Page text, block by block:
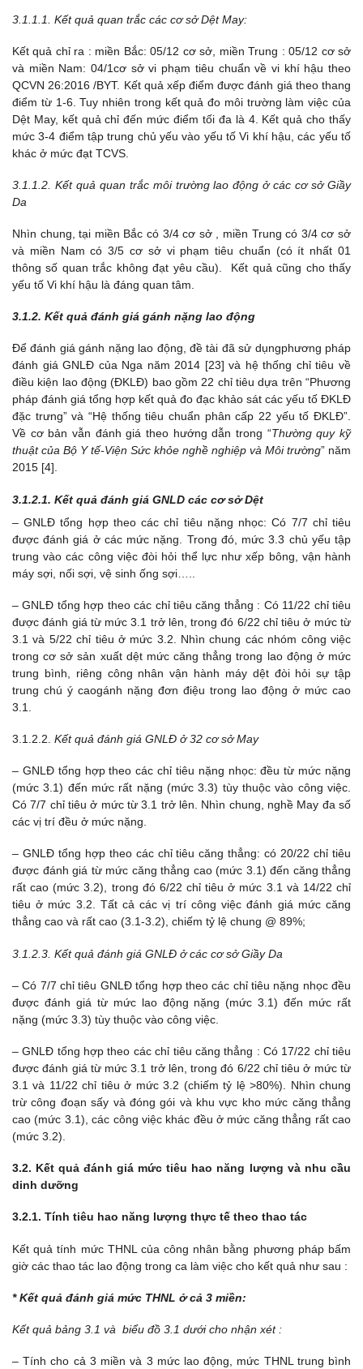
3.1.1.1. Kết quả quan trắc các cơ sở Dệt May:
Kết quả chỉ ra : miền Bắc: 05/12 cơ sở, miền Trung : 05/12 cơ sở
và miền Nam: 04/1cơ sở vi phạm tiêu chuẩn về vi khí hậu theo
QCVN 26:2016 /BYT. Kết quả xếp điểm được đánh giá theo thang
điểm từ 1-6. Tuy nhiên trong kết quả đo môi trường làm việc của
Dệt May, kết quả chỉ đến mức điểm tối đa là 4. Kết quả cho thấy
mức 3-4 điểm tập trung chủ yếu vào yếu tố Vi khí hậu, các yếu tố
khác ở mức đạt TCVS.
3.1.1.2. Kết quả quan trắc môi trường lao động ở các cơ sở Giầy
Da
Nhìn chung, tại miền Bắc có 3/4 cơ sở , miền Trung có 3/4 cơ sở
và miền Nam có 3/5 cơ sở vi phạm tiêu chuẩn (có ít nhất 01
thông số quan trắc không đạt yêu cầu). Kết quả cũng cho thấy
yếu tố Vi khí hậu là đáng quan tâm.
3.1.2. Kết quả đánh giá gánh nặng lao động
Để đánh giá gánh nặng lao động, đề tài đã sử dụngphương pháp
đánh giá GNLĐ của Nga năm 2014 [23] và hệ thống chỉ tiêu về
điều kiện lao động (ĐKLĐ) bao gồm 22 chỉ tiêu dựa trên “Phương
pháp đánh giá tổng hợp kết quả đo đạc khảo sát các yếu tố ĐKLĐ
đặc trưng” và “Hệ thống tiêu chuẩn phân cấp 22 yếu tố ĐKLĐ”.
Về cơ bản vẫn đánh giá theo hướng dẫn trong “Thường quy kỹ
thuật của Bộ Y tế-Viện Sức khỏe nghề nghiệp và Môi trường” năm
2015 [4].
3.1.2.1. Kết quả đánh giá GNLD các cơ sở Dệt
– GNLĐ tổng hợp theo các chỉ tiêu nặng nhọc: Có 7/7 chỉ tiêu
được đánh giá ở các mức nặng. Trong đó, mức 3.3 chủ yếu tập
trung vào các công việc đòi hỏi thể lực như xếp bông, vận hành
máy sợi, nối sợi, vệ sinh ống sợi…..
– GNLĐ tổng hợp theo các chỉ tiêu căng thẳng : Có 11/22 chỉ tiêu
được đánh giá từ mức 3.1 trở lên, trong đó 6/22 chỉ tiêu ở mức từ
3.1 và 5/22 chỉ tiêu ở mức 3.2. Nhìn chung các nhóm công việc
trong cơ sở sản xuất dệt mức căng thẳng trong lao động ở mức
trung bình, riêng công nhân vận hành máy dệt đòi hỏi sự tập
trung chú ý caogánh nặng đơn điệu trong lao động ở mức cao
3.1.
3.1.2.2. Kết quả đánh giá GNLĐ ở 32 cơ sở May
– GNLĐ tổng hợp theo các chỉ tiêu nặng nhọc: đều từ mức nặng
(mức 3.1) đến mức rất nặng (mức 3.3) tùy thuộc vào công việc.
Có 7/7 chỉ tiêu ở mức từ 3.1 trở lên. Nhìn chung, nghề May đa số
các vị trí đều ở mức nặng.
– GNLĐ tổng hợp theo các chỉ tiêu căng thẳng: có 20/22 chỉ tiêu
được đánh giá từ mức căng thẳng cao (mức 3.1) đến căng thẳng
rất cao (mức 3.2), trong đó 6/22 chỉ tiêu ở mức 3.1 và 14/22 chỉ
tiêu ở mức 3.2. Tất cả các vị trí công việc đánh giá mức căng
thẳng cao và rất cao (3.1-3.2), chiếm tỷ lệ chung @ 89%;
3.1.2.3. Kết quả đánh giá GNLĐ ở các cơ sở Giầy Da
– Có 7/7 chỉ tiêu GNLĐ tổng hợp theo các chỉ tiêu nặng nhọc đều
được đánh giá từ mức lao động nặng (mức 3.1) đến mức rất
nặng (mức 3.3) tùy thuộc vào công việc.
– GNLĐ tổng hợp theo các chỉ tiêu căng thẳng : Có 17/22 chỉ tiêu
được đánh giá từ mức 3.1 trở lên, trong đó 6/22 chỉ tiêu ở mức từ
3.1 và 11/22 chỉ tiêu ở mức 3.2 (chiếm tỷ lệ >80%). Nhìn chung
trừ công đoạn sấy và đóng gói và khu vực kho mức căng thẳng
cao (mức 3.1), các công việc khác đều ở mức căng thẳng rất cao
(mức 3.2).
3.2. Kết quả đánh giá mức tiêu hao năng lượng và nhu cầu
dinh dưỡng
3.2.1. Tính tiêu hao năng lượng thực tế theo thao tác
Kết quả tính mức THNL của công nhân bằng phương pháp bấm
giờ các thao tác lao động trong ca làm việc cho kết quả như sau :
* Kết quả đánh giá mức THNL ở cả 3 miền:
Kết quả bảng 3.1 và biểu đồ 3.1 dướicho nhận xét :
– Tính cho cả 3 miền và 3 mức lao động, mức THNL trung bình